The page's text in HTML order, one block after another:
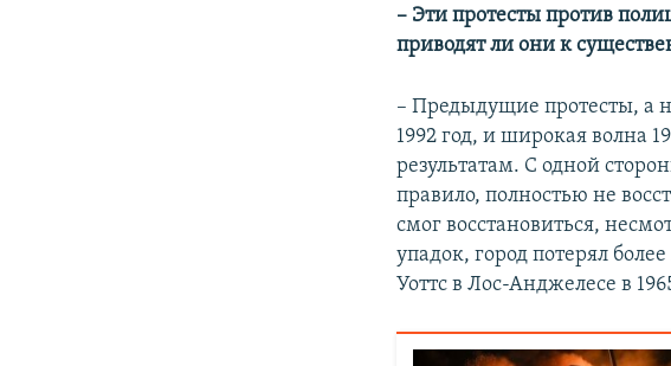
– Эти протесты против
приводят ли они к
– Предыдущие протесты, а
1992 год, и широкая волна
результатам. С одной
правило, полностью не
смог восстановиться,
упадок, город потерял
Уоттс в Лос-Анджелесе в